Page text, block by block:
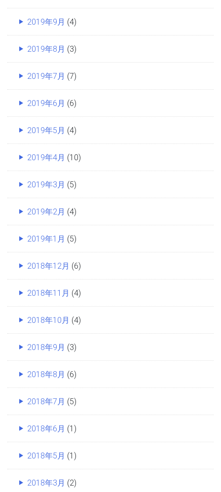
2019年9月 (4)
2019年8月 (3)
2019年7月 (7)
2019年6月 (6)
2019年5月 (4)
2019年4月 (10)
2019年3月 (5)
2019年2月 (4)
2019年1月 (5)
2018年12月 (6)
2018年11月 (4)
2018年10月 (4)
2018年9月 (3)
2018年8月 (6)
2018年7月 (5)
2018年6月 (1)
2018年5月 (1)
2018年3月 (2)